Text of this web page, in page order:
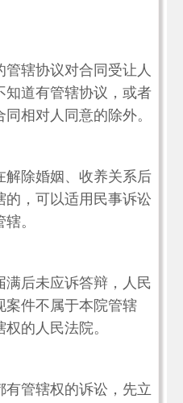
辖协议对合同受让人
知道有管辖协议，或者
相对人同意的除外。
解除婚姻、收养关系后
，可以适用民事诉讼
。
满后未应诉答辩，人民
案件不属于本院管辖
的人民法院。
有管辖权的诉讼，先立